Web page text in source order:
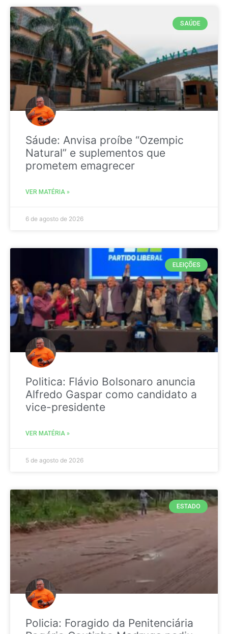
SAÚDE
Sáude: Anvisa proíbe “Ozempic
Natural” e suplementos que
prometem emagrecer
VER MATÉRIA »
6 de agosto de 2026
ELEIÇÕES
Politica: Flávio Bolsonaro anuncia
Alfredo Gaspar como candidato a
vice-presidente
VER MATÉRIA »
5 de agosto de 2026
ESTADO
Policia: Foragido da Penitenciária